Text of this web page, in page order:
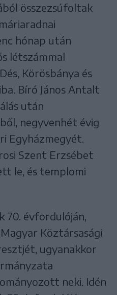
összezsúfoltak
hónap után
létszámmal
Körösbánya és
Bíró János Antalt
után
negyvenhét évig
Egyházmegyét.
Szent Erzsébet
le, és templomi
70. évfordulóján,
Köztársasági
ugyanakkor
neki. Idén